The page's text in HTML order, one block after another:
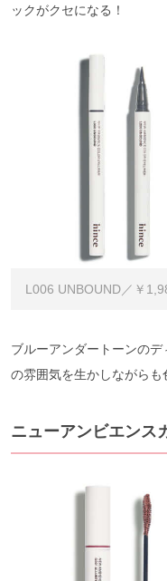
ックがクセになる！
L006 UNBOUND／￥
ブルーアンダートーンの
の雰囲気を生かしながらも
ニューアンビエンス